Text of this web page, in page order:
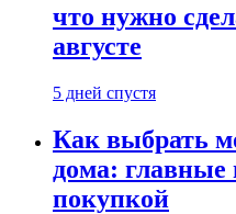
что нужно
августе
5 дней спустя
Как выбрать
дома: главные
покупкой